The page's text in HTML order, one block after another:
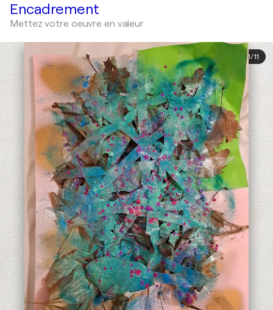
Encadrement
Mettez votre oeuvre en valeur
1/11